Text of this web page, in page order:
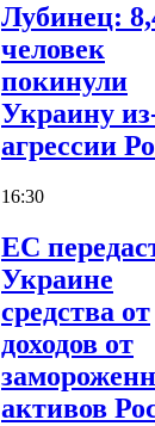
Лубинец:
человек
покинули
Украину
агрессии
16:30
ЕС
Украине
средства от
доходов от
активов